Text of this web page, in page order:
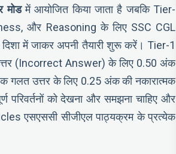
मोडमें आयोजित किया जाता है जबकि Tier-
और Reasoning के लिए SSC CGL
दिशा में जाकर अपनी तैयारी शुरू करें। Tier-1
उत्तर (Incorrect Answer) के लिए 0.50 अंक
गलत उत्तर के लिए 0.25 अंक की नकारात्मक
परिवर्तनों को देखना और समझना चाहिए और
एसएससी सीजीएल पाठ्यक्रम के प्रत्येक